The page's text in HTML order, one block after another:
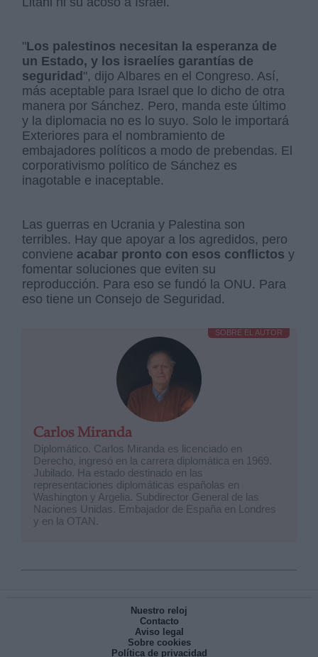
"Los palestinos necesitan la esperanza de
un Estado, y los israelíes garantías de
seguridad ", dijo Albares en el Congreso. Así,
más aceptable para Israel que lo dicho de otra
manera por Sánchez. Pero, manda este último
y la diplomacia no es lo suyo. Solo le importará
Exteriores para el nombramiento de
embajadores políticos a modo de prebendas. El
corporativismo político de Sánchez es
inagotable e inaceptable.
Las guerras en Ucrania y Palestina son
terribles. Hay que apoyar a los agredidos, pero
conviene acabar pronto con esos conflictos y
fomentar soluciones que eviten su
reproducción. Para eso se fundó la ONU. Para
eso tiene un Consejo de Seguridad.
SOBRE EL AUTOR
Carlos Miranda
Diplomático. Carlos Miranda es licenciado en
Derecho, ingresó en la carrera diplomática en 1969.
Jubilado. Ha estado destinado en las
representaciones diplomáticas españolas en
Washington y Argelia. Subdirector General de las
Naciones Unidas. Embajador de España en Londres
y en la OTAN.
Nuestro reloj
Contacto
Aviso legal
Sobre cookies
Política de privacidad